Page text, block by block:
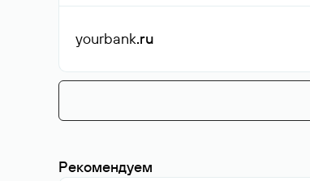
yourbank.ru
Рекомендуем